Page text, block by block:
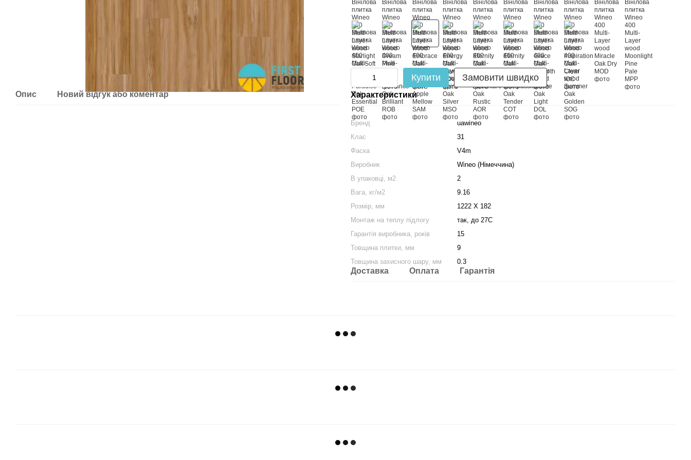
Опис Новий відгук або коментар
Купити Замовити швидко
Характеристики
Бренд
uawineo
Клас
31
Фаска
V4m
Виробник
Wineo (Німеччина)
В упаковці, м2
2
Вага, кг/м2
9.16
Розмір, мм
1222 Х 182
Монтаж на теплу підлогу
так, до 27С
Гарантія виробника, років
15
Товщина плитки, мм
9
Товщина захисного шару, мм
0.3
Доставка Оплата Гарантія